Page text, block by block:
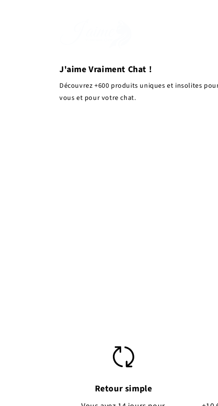
J'aime Vraiment Chat !
Découvrez +600 produits uniques et insolites
vous et pour votre chat.
Retour simple